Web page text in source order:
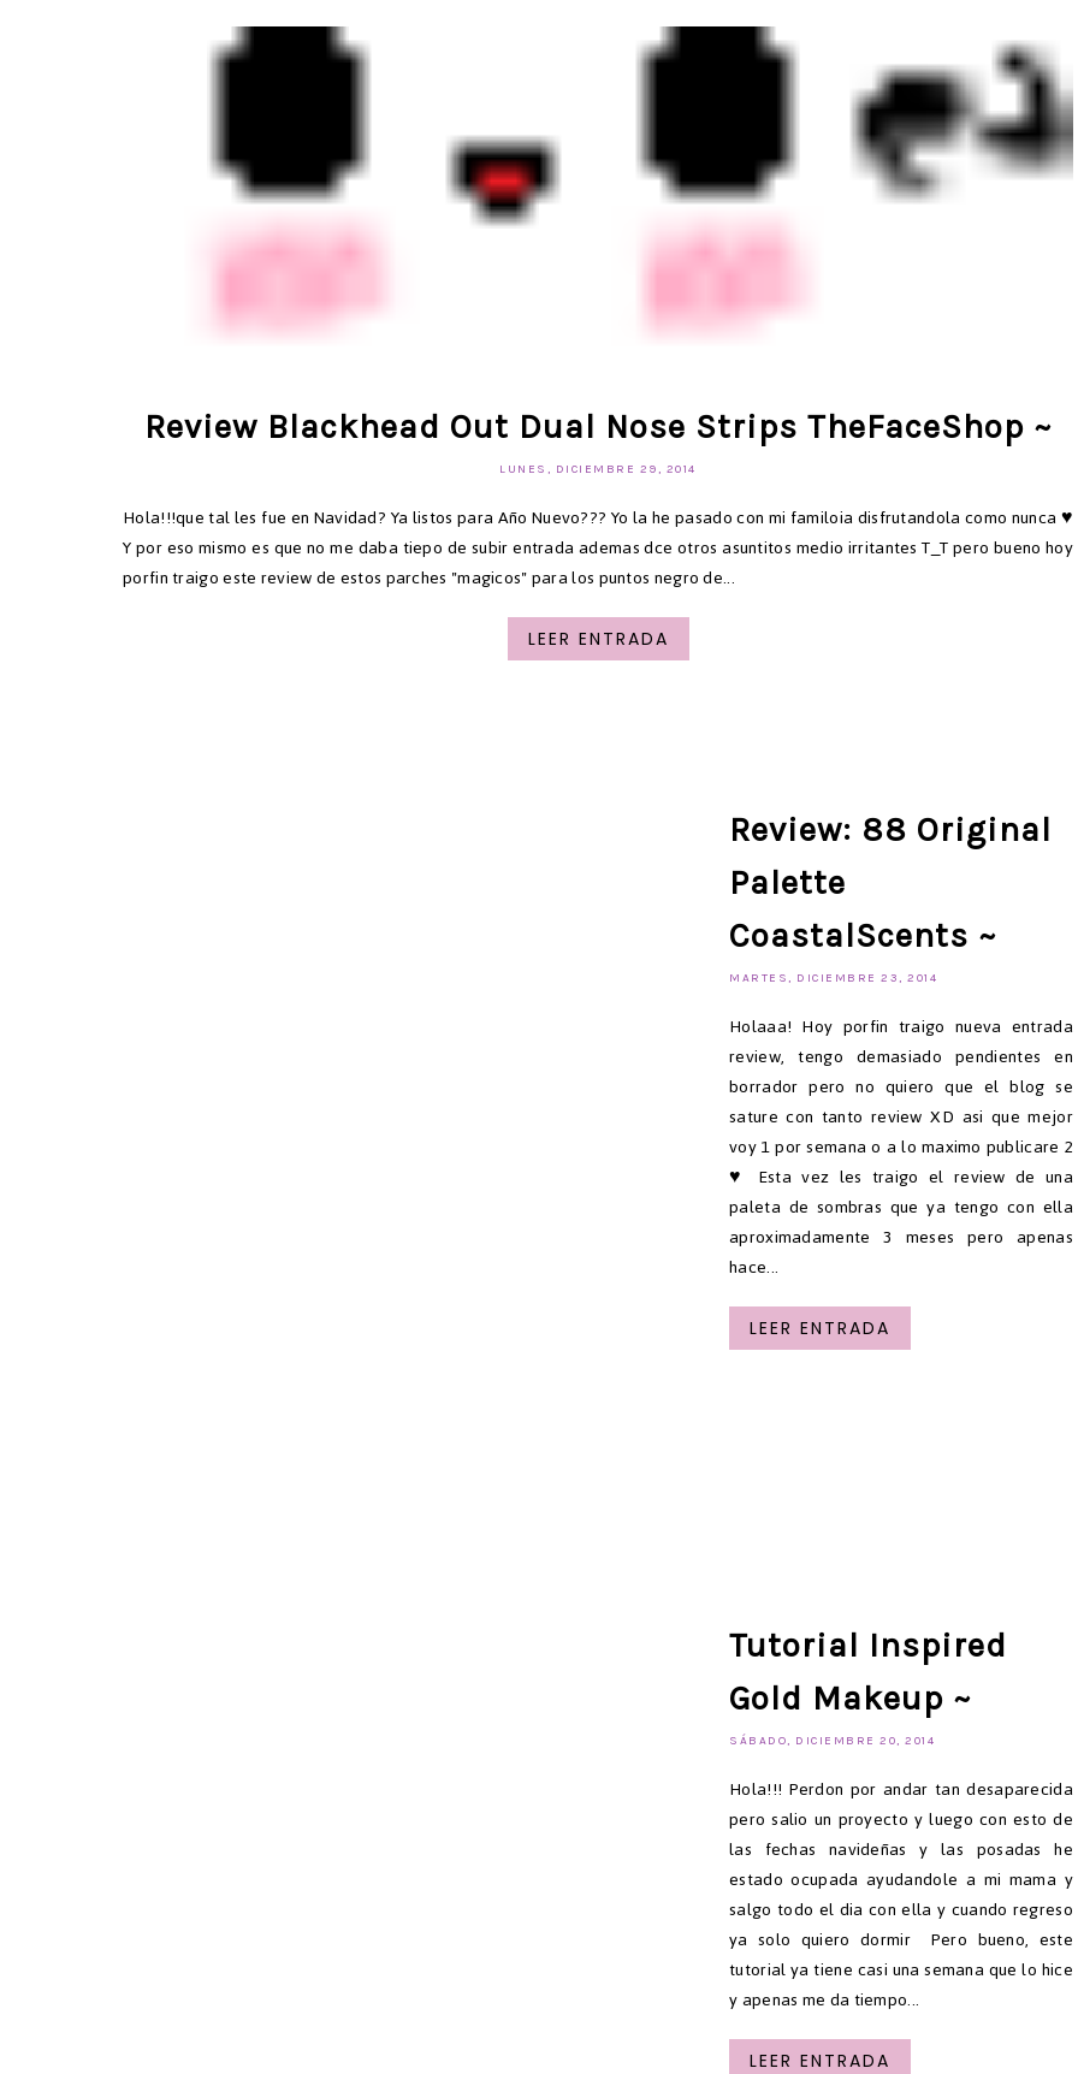
Review Blackhead Out Dual Nose Strips TheFaceShop ~
LUNES, DICIEMBRE 29, 2014
Hola!!!que tal les fue en Navidad? Ya listos para Año Nuevo??? Yo la he pasado con mi familoia disfrutandola como nunca ♥
Y por eso mismo es que no me daba tiepo de subir entrada ademas dce otros asuntitos medio irritantes T_T pero bueno hoy
porfin traigo este review de estos parches "magicos" para los puntos negro de...
LEER ENTRADA
Review: 88 Original
Palette
CoastalScents ~
MARTES, DICIEMBRE 23, 2014
Holaaa! Hoy porfin traigo nueva entrada
review, tengo demasiado pendientes en
borrador pero no quiero que el blog se
sature con tanto review XD asi que mejor
voy 1 por semana o a lo maximo publicare 2
♥ Esta vez les traigo el review de una
paleta de sombras que ya tengo con ella
aproximadamente 3 meses pero apenas
hace...
LEER ENTRADA
Tutorial Inspired
Gold Makeup ~
SÁBADO, DICIEMBRE 20, 2014
Hola!!! Perdon por andar tan desaparecida
pero salio un proyecto y luego con esto de
las fechas navideñas y las posadas he
estado ocupada ayudandole a mi mama y
salgo todo el dia con ella y cuando regreso
ya solo quiero dormir Pero bueno, este
tutorial ya tiene casi una semana que lo hice
y apenas me da tiempo...
LEER ENTRADA